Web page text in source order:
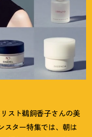
スト鵜飼香子さんの美
スター特集では、朝は